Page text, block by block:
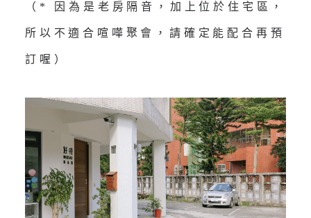
（* 因為是老房隔音，加上位於住宅區，
所以不適合喧嘩聚會，請確定能配合再預
訂喔）